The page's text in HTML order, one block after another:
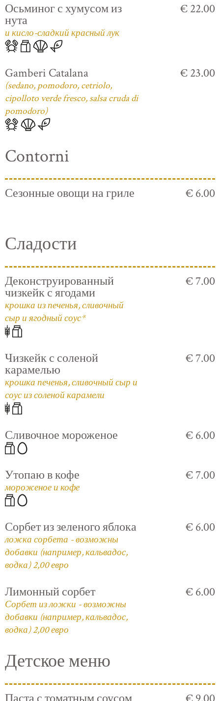
Осьминог с хумусом из
нута
и кисло-сладкий красный лук
€ 22.00
Gamberi Catalana
(sedano, pomodoro, cetriolo,
cipolloto verde fresco, salsa cruda di
pomodoro)
€ 23.00
Contorni
Сезонные овощи на гриле € 6.00
Сладости
Деконструированный
чизкейк с ягодами
крошка из печенья, сливочный
сыр и ягодный соус*
€ 7.00
Чизкейк с соленой
карамелью
крошка печенья, сливочный сыр и
соус из соленой карамели
€ 7.00
Сливочное мороженое € 6.00
Утопаю в кофе
мороженое и кофе
€ 7.00
Сорбет из зеленого яблока
ложка сорбета - возможны
добавки (например, кальвадос,
водка) 2,00 евро
€ 6.00
Лимонный сорбет
Сорбет из ложки - возможны
добавки (например, кальвадос,
водка) 2,00 евро
€ 6.00
Детское меню